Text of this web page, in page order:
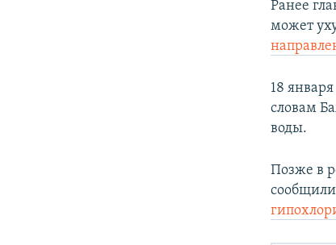
Ранее
может
18
словам
воды.
Позже в